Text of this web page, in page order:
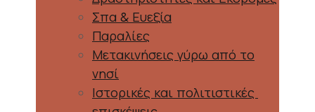
Σπα & Ευεξία
Παραλίες
Μετακινήσεις γύρω από το
νησί
Ιστορικές και πολιτιστικές